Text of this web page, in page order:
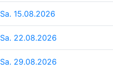
Sa. 15.08.2026
Sa. 22.08.2026
Sa. 29.08.2026